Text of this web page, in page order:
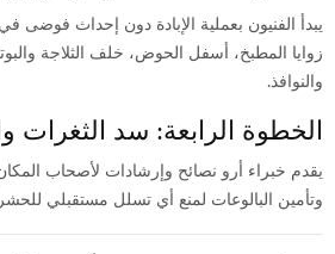
يبدأ الفنيون بعملية الإبادة دون إحداث فوضى
زوايا المطبخ، أسفل الحوض، خلف الثلاجة
والنوافذ.
الخطوة الرابعة: سد الثغرات
يقدم خبراء أرو نصائح وإرشادات لأصحاب
وتأمين البالوعات لمنع أي تسلل مستقبلي